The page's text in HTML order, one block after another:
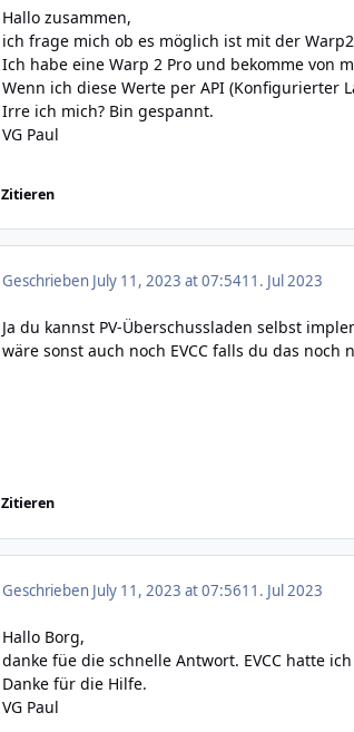
Hallo zusammen,
ich frage mich ob es möglich ist mit der
Ich habe eine Warp 2 Pro und bekomme von
Wenn ich diese Werte per API (Konfigurierter
Irre ich mich? Bin gespannt.
VG Paul
Zitieren
Geschrieben July 11, 2023 at 07:5411. Jul 2023
Ja du kannst PV-Überschussladen selbst
wäre sonst auch noch EVCC falls du das noch
Zitieren
Geschrieben July 11, 2023 at 07:5611. Jul 2023
Hallo Borg,
danke füe die schnelle Antwort. EVCC hatte
Danke für die Hilfe.
VG Paul